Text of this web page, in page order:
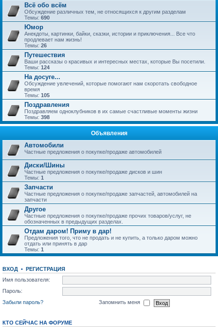
Всё обо всём
Обсуждение различных тем, не относящихся к другим разделам
Темы: 690
Юмор
Анекдоты, картинки, байки, сказки, истории и приключения... Все что
продлевает нам жизнь!
Темы: 26
Путешествия
Ваши рассказы о красивых и интересных местах, которые Вы посетили.
Темы: 124
На досуге...
Обсуждение увлечений, которые помогают нам скоротать свободное
время
Темы: 105
Поздравления
Поздравляем одноклубников в их самые счастливые моменты жизни
Темы: 398
Объявления
Автомобили
Частные предложения о покупке/продаже автомобилей
Диски/Шины
Частные предложения о покупке/продаже дисков и шин
Темы: 1
Запчасти
Частные предложения о покупке/продаже запчастей, автомобилей на
запчасти
Другое
Частные предложения о покупке/продаже прочих товаров/услуг, не
обозначенных в предыдущих разделах.
Отдам даром! Приму в дар!
Предложения того, что не продать и не купить, а только даром можно
отдать или принять в дар
Темы: 1
ВХОД • РЕГИСТРАЦИЯ
Имя пользователя:
Пароль:
Забыли пароль?
Запомнить меня
КТО СЕЙЧАС НА ФОРУМЕ